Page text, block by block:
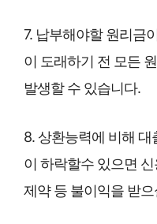
7. 납부해야할 원리금
이 도래하기 전 모든
발생할 수 있습니다.
8. 상환능력에 비해
이 하락할수 있으면
제약 등 불이익을 받